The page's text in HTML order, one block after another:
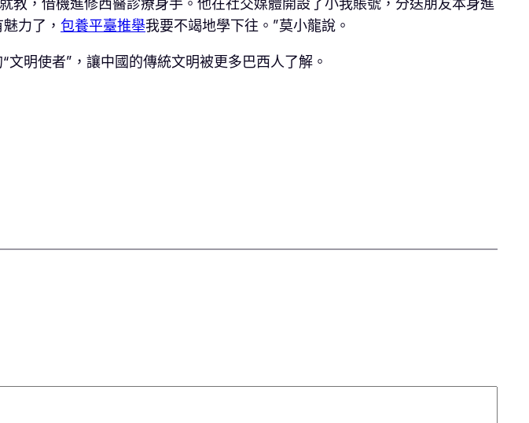
，借機進修西醫診療身手。他在社交媒體開設了小我賬號，分送朋友本身進
力了， 包養平臺推舉我要不竭地學下往。”莫小龍說。
明使者”，讓中國的傳統文明被更多巴西人了解。